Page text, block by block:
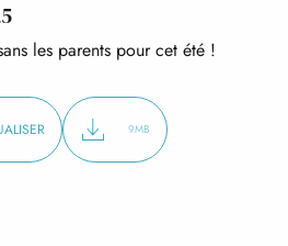
les parents pour cet été !
9MB